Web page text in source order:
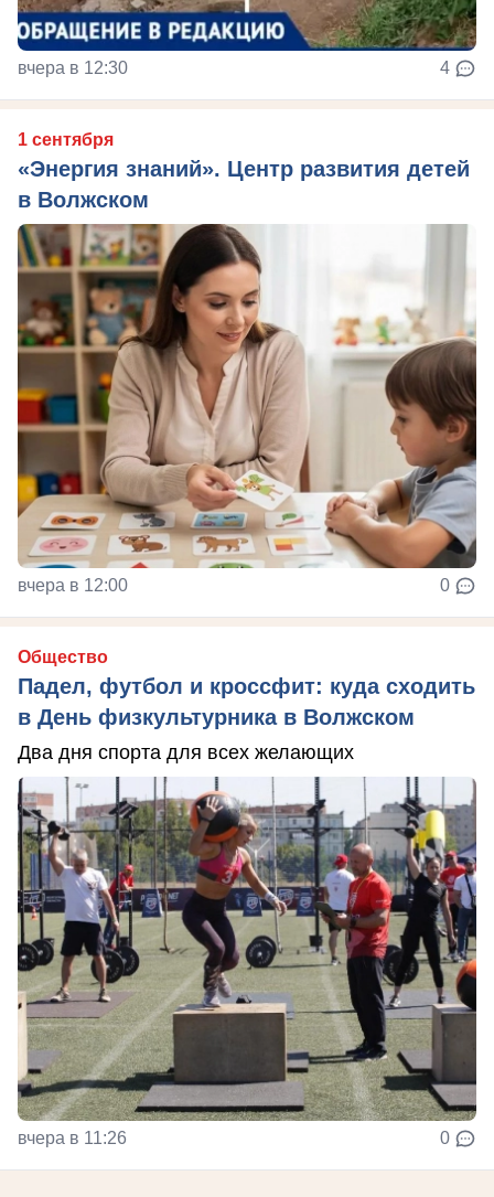
вчера в 12:30 4
1 сентября
«Энергия знаний». Центр развития детей
в Волжском
вчера в 12:00 0
Общество
Падел, футбол и кроссфит: куда сходить
в День физкультурника в Волжском
Два дня спорта для всех желающих
вчера в 11:26 0